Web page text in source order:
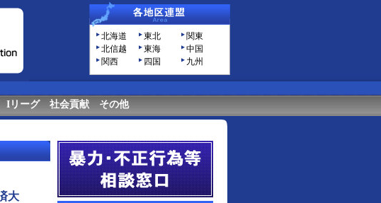
北海道 東北
関東
北信越
東海
中国
関西
四国 九州
Iリーグ 社会貢献 その他
大